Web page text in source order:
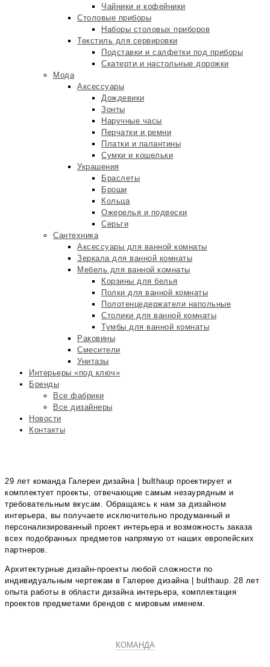
Чайники и кофейники
Столовые приборы
Наборы столовых приборов
Текстиль для сервировки
Подставки и салфетки под приборы
Скатерти и настольные дорожки
Мода
Аксессуары
Дождевики
Зонты
Наручные часы
Перчатки и ремни
Платки и палантины
Сумки и кошельки
Украшения
Браслеты
Броши
Кольца
Ожерелья и подвески
Серьги
Сантехника
Аксессуары для ванной комнаты
Зеркала для ванной комнаты
Мебель для ванной комнаты
Корзины для белья
Полки для ванной комнаты
Полотенцедержатели напольные
Столики для ванной комнаты
Тумбы для ванной комнаты
Раковины
Смесители
Унитазы
Интерьеры «под ключ»
Бренды
Все фабрики
Все дизайнеры
Новости
Контакты
29 лет команда Галереи дизайна | bulthaup проектирует и
комплектует проекты, отвечающие самым незаурядным и
требовательным вкусам. Обращаясь к нам за дизайном
интерьера, вы получаете исключительно продуманный и
персонализированный проект интерьера и возможность заказа
всех подобранных предметов напрямую от наших европейских
партнеров.
Архитектурные дизайн-проекты любой сложности по
индивидуальным чертежам в Галерее дизайна | bulthaup. 28 лет
опыта работы в области дизайна интерьера, комплектация
проектов предметами брендов с мировым именем.
КОМАНДА